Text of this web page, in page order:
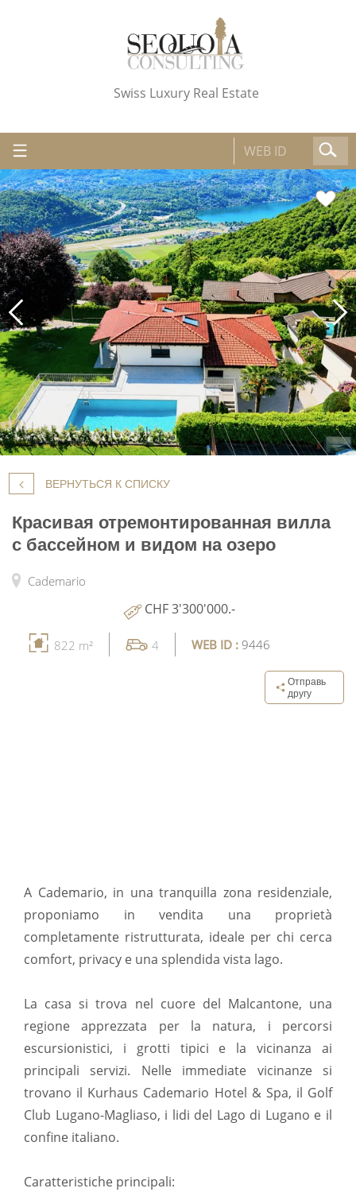
Swiss Luxury Real Estate
ВЕРНУТЬСЯ К СПИСКУ
Красивая отремонтированная вилла
с бассейном и видом на озеро
Cademario
CHF 3'300'000.-
822 m² 4 WEB ID : 9446
Отправь
другу
A Cademario, in una tranquilla zona residenziale,
proponiamo in vendita una proprietà
completamente ristrutturata, ideale per chi cerca
comfort, privacy e una splendida vista lago.
La casa si trova nel cuore del Malcantone, una
regione apprezzata per la natura, i percorsi
escursionistici, i grotti tipici e la vicinanza ai
principali servizi. Nelle immediate vicinanze si
trovano il Kurhaus Cademario Hotel & Spa, il Golf
Club Lugano-Magliaso, i lidi del Lago di Lugano e il
confine italiano.
Caratteristiche principali: